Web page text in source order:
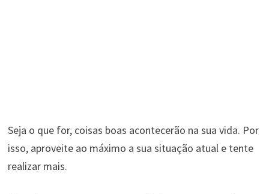
Seja o que for, coisas boas acontecerão na sua vida. Por
isso, aproveite ao máximo a sua situação atual e tente
realizar mais.